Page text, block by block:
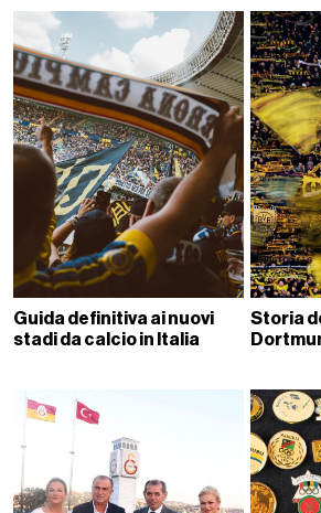
Guida definitiva ai nuovi
stadi da calcio in Italia
Storia